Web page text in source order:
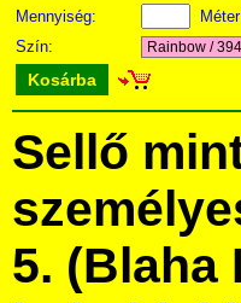
Mennyiség:
Méter
Szín:
Kosárba
Sellő
5. (Blaha